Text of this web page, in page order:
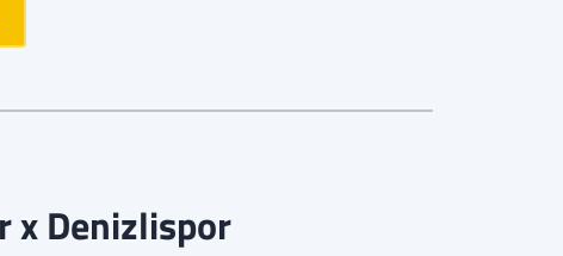
x Denizlispor